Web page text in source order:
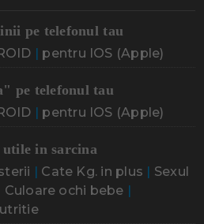
pe telefonul tau
| pentru IOS (Apple)
pe telefonul tau
| pentru IOS (Apple)
in sarcina
| Cate Kg. in plus | Sexul
Culoare ochi bebe |